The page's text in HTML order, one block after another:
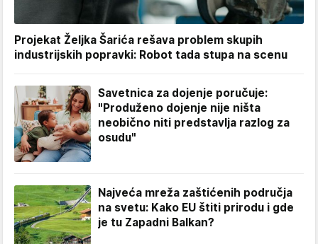
Projekat Željka Šarića rešava problem skupih
industrijskih popravki: Robot tada stupa na scenu
Savetnica za dojenje poručuje:
"Produženo dojenje nije ništa
neobično niti predstavlja razlog za
osudu"
Najveća mreža zaštićenih područja
na svetu: Kako EU štiti prirodu i gde
je tu Zapadni Balkan?